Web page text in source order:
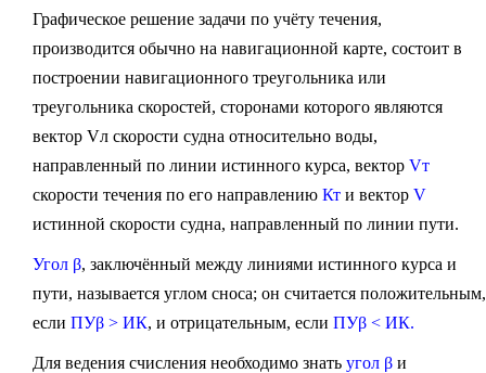
Графическое решение задачи по учёту течения,
производится обычно на навигационной карте, состоит в
построении навигационного треугольника или
треугольника скоростей, сторонами которого являются
вектор Vл скорости судна относительно воды,
направленный по линии истинного курса, вектор Vт
скорости течения по его направлению Кт и вектор V
истинной скорости судна, направленный по линии пути.
Угол β, заключённый между линиями истинного курса и
пути, называется углом сноса; он считается положительным,
если ПУβ > ИК, и отрицательным, если ПУβ < ИК.
Для ведения счисления необходимо знать угол β и